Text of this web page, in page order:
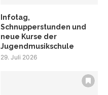
Infotag,
Schnupperstunden und
neue Kurse der
Jugendmusikschule
29. Juli 2026